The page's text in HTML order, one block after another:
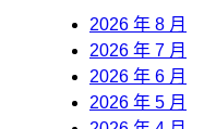
2026 年 8 月
2026 年 7 月
2026 年 6 月
2026 年 5 月